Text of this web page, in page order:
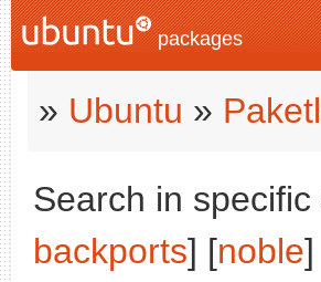
packages
» Ubuntu »
Search in
backports] [noble